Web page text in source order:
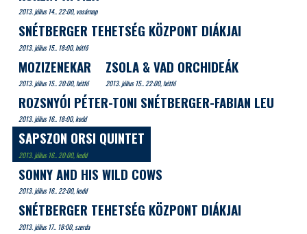
2013. július 14.. 22:00, vasárnap
SNÉTBERGER TEHETSÉG KÖZPONT DIÁKJAI
2013. július 15.. 18:00, hétfő
MOZIZENEKAR
2013. július 15.. 20:00, hétfő
ZSOLA & VAD ORCHIDEÁK
2013. július 15.. 22:00, hétfő
ROZSNYÓI PÉTER-TONI SNÉTBERGER-FABIAN LEU
2013. július 16.. 18:00, kedd
SAPSZON ORSI QUINTET
2013. július 16.. 20:00, kedd
SONNY AND HIS WILD COWS
2013. július 16.. 22:00, kedd
SNÉTBERGER TEHETSÉG KÖZPONT DIÁKJAI
2013. július 17.. 18:00, szerda